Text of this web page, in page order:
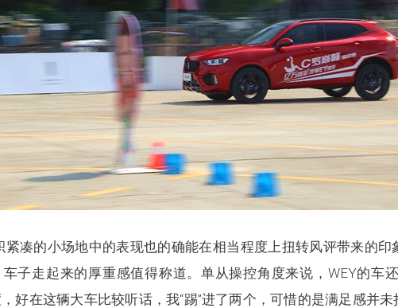
凑的小场地中的表现也的确能在相当程度上扭转风评带来的
子走起来的厚重感值得称道。单从操控角度来说，WEY的车
好在这辆大车比较听话，我“踢”进了两个，可惜的是满足感并